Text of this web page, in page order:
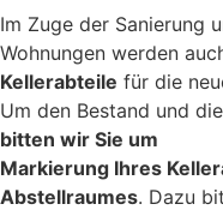
Im Zuge der Sanierung
Wohnungen werden
Kellerabteile für die
Um den Bestand und
bitten wir Sie um
Markierung Ihres
Abstellraumes. Dazu